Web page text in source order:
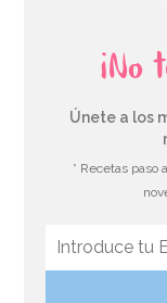
¡No
Únete a los
* Recetas paso